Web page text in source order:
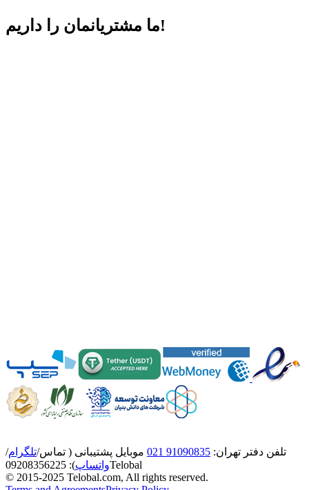
ما مشتریانمان راداریم!
تلفن دفتر تهران: 91090835 021 موبایل پشتیبانی ( تماس/تلگرام/
واتساپ):
09208356225
Telobal
© 2015-2025 Telobal.com, All rights reserved.